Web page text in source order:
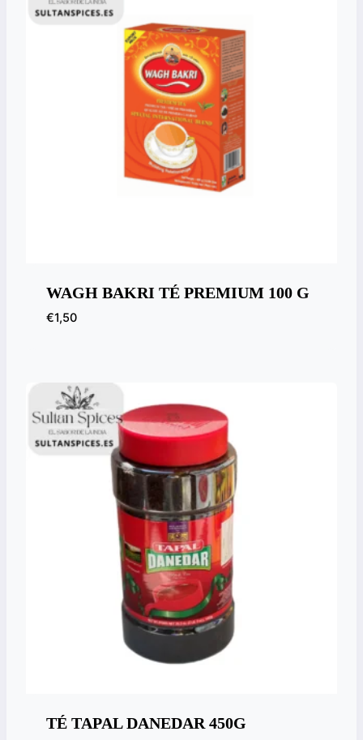
WAGH BAKRI TÉ PREMIUM 100 G
€1,50
TÉ TAPAL DANEDAR 450G